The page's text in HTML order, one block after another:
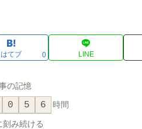
はてブ 0 LINE
の記憶
0 5 6 時間
刻み続ける